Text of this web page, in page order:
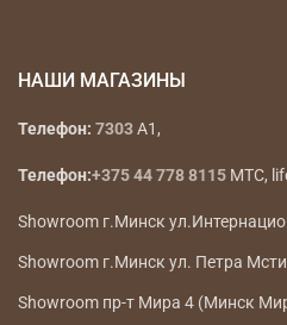
НАШИ МАГАЗИНЫ
Телефон: 7303A1,
Телефон:+375 44 778 8115 МТС,
Showroom г.Минск
Showroom г.Минск ул. Петра
Showroom пр-т Мира 4 (Минск